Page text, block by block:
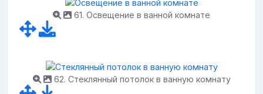
61. Освещение в ванной комнате
62. Стеклянный потолок в ванную комнату